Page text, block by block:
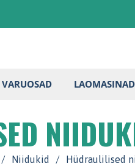
LAOMASINAD
/ Niidukid / Hüdraulilised